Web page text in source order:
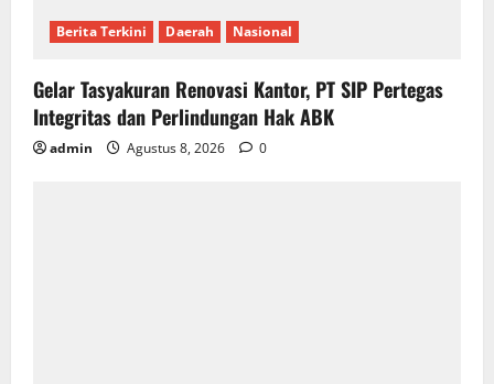
Berita Terkini Daerah Nasional
Gelar Tasyakuran Renovasi Kantor, PT SIP Pertegas
Integritas dan Perlindungan Hak ABK
admin Agustus 8, 2026 0